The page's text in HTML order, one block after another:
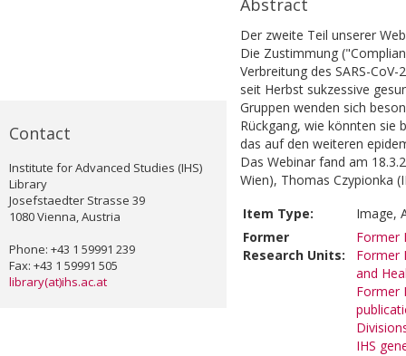
Contact
Institute for Advanced Studies (IHS)
Library
Josefstaedter Strasse 39
1080 Vienna, Austria
Phone: +43 1 59991 239
Fax: +43 1 59991 505
library(at)ihs.ac.at
Abstract
Der zweite Teil unserer
Die Zustimmung
Verbreitung des SARS-
seit Herbst sukzessive
Gruppen wenden sich
Rückgang, wie könnten sie
das auf den weiteren
Das Webinar fand am
Wien), Thomas Czypionka
Item Type:
Image,
Former
Research Units:
Former
Former
and
Former
IHS